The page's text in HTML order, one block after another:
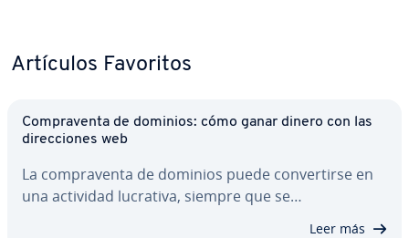
Artículos Favoritos
Co­m­pra­ve­n­ta de dominios: cómo ganar dinero con las
di­re­c­cio­nes web
La co­m­pra­ve­n­ta de dominios puede co­n­ve­r­ti­r­se en
una actividad lucrativa, siempre que se…
Leer más